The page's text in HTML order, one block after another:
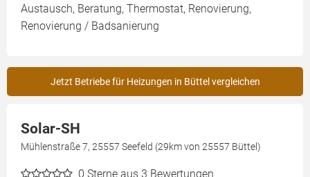
Austausch, Beratung, Thermostat, Renovierung,
Renovierung / Badsanierung
Jetzt Betriebe für Heizungen in Büttel vergleichen
Solar-SH
Mühlenstraße 7, 25557 Seefeld (29km von 25557 Büttel)
0 Sterne aus 3 Bewertungen